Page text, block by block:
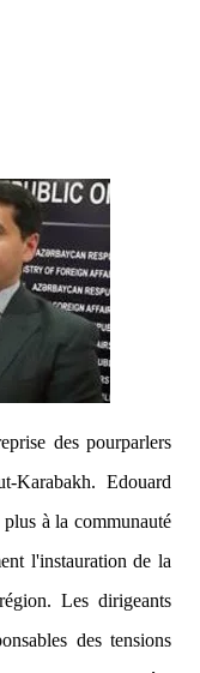
des pourparlers
Edouard
à la communauté
l'instauration de la
Les dirigeants
des tensions